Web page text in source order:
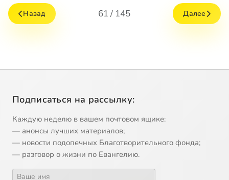
Назад 61 / 145 Далее
Подписаться на рассылку:
Каждую неделю в вашем почтовом ящике:
— анонсы лучших материалов;
— новости подопечных Благотворительного фонда;
— разговор о жизни по Евангелию.